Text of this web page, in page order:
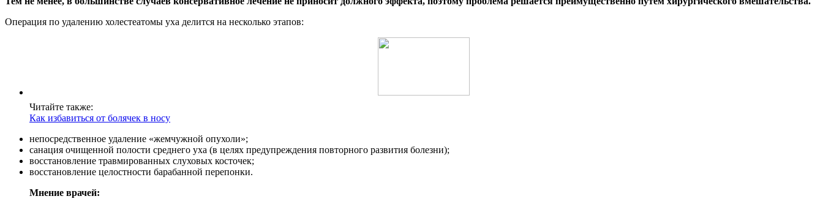
Операция по удалению холестеатомы уха делится на несколько этапов:
Читайте также:
Как избавиться от болячек в носу
непосредственное удаление «жемчужной опухоли»;
санация очищенной полости среднего уха (в целях предупреждения повторного развития болезни);
восстановление травмированных слуховых косточек;
восстановление целостности барабанной перепонки.
Мнение врачей: